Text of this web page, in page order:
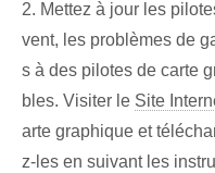
2. Mettez à jour les
vent, les problèmes de
s à des pilotes de carte
bles. Visiter le Site
arte graphique et
z-les en suivant les